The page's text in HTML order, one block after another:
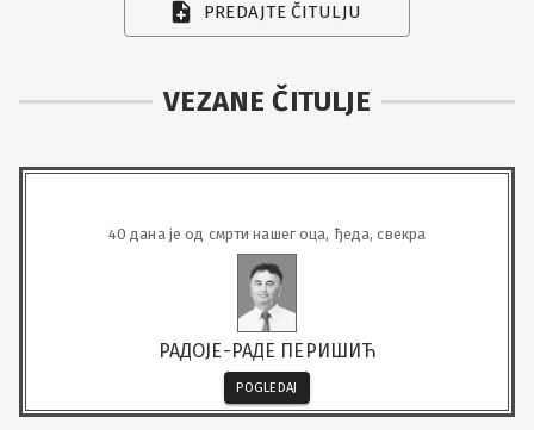
PREDAJTE ČITULJU
VEZANE ČITULJE
40 дана је од смрти нашег оца, ђеда, свекра
РАДОЈЕ-РАДЕ ПЕРИШИЋ
POGLEDAJ